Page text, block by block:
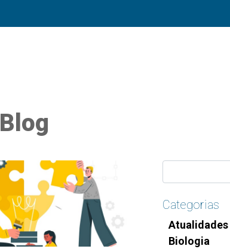
Blog
Categorias
Atualidades
Biologia